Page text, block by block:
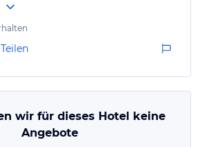
Küche/ Fehrnsehzimmer
eingerichtetes Bad, erfüllen
bis zwei Nächte vollkommen.
Teilen
wir für dieses Hotel keine
Angebote